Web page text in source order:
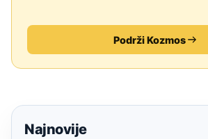
Podrži Kozmos
Najnovije